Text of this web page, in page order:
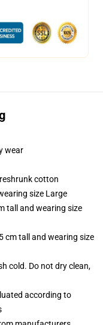
wear
cotton
size Large
tall and wearing size
cm tall and wearing size
cold. Do not dry clean,
according to